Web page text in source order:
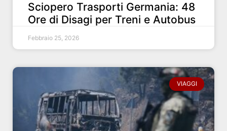
Sciopero Trasporti Germania: 48
Ore di Disagi per Treni e Autobus
Febbraio 25, 2026
VIAGGI